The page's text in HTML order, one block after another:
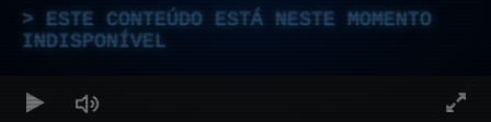
ESTE CONTEÚDO ESTÁ NESTE MOMENTO
INDISPONÍVEL